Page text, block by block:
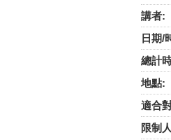
講者:
日期/
總計
地點:
適合
限制